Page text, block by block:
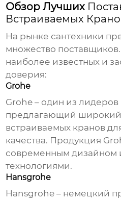
Обзор Лучших
Встраиваемых
На рынке сантехники
множество
наиболее известных и
доверия:
Grohe
Grohe – один из лидеров
предлагающий широкий
встраиваемых кранов
качества. Продукция
современным дизайном
технологиями.
Hansgrohe
Hansgrohe – немецкий